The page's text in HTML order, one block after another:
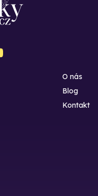
O nás
Blog
Kontakt